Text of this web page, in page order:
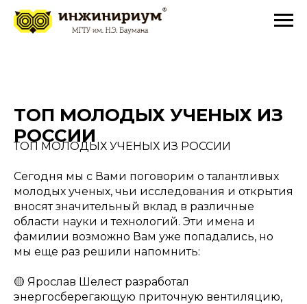
ТОП МОЛОДЫХ УЧЕНЫХ ИЗ
РОССИИ
ТОП МОЛОДЫХ УЧЕНЫХ ИЗ РОССИИ
Сегодня мы с Вами поговорим о талантливых
молодых ученых, чьи исследования и открытия
вносят значительный вклад в различные
области науки и технологий. Эти имена и
фамилии возможно Вам уже попадались, но
мы еще раз решили напомнить:
🟡 Ярослав Шелест разработал
энергосберегающую приточную вентиляцию,